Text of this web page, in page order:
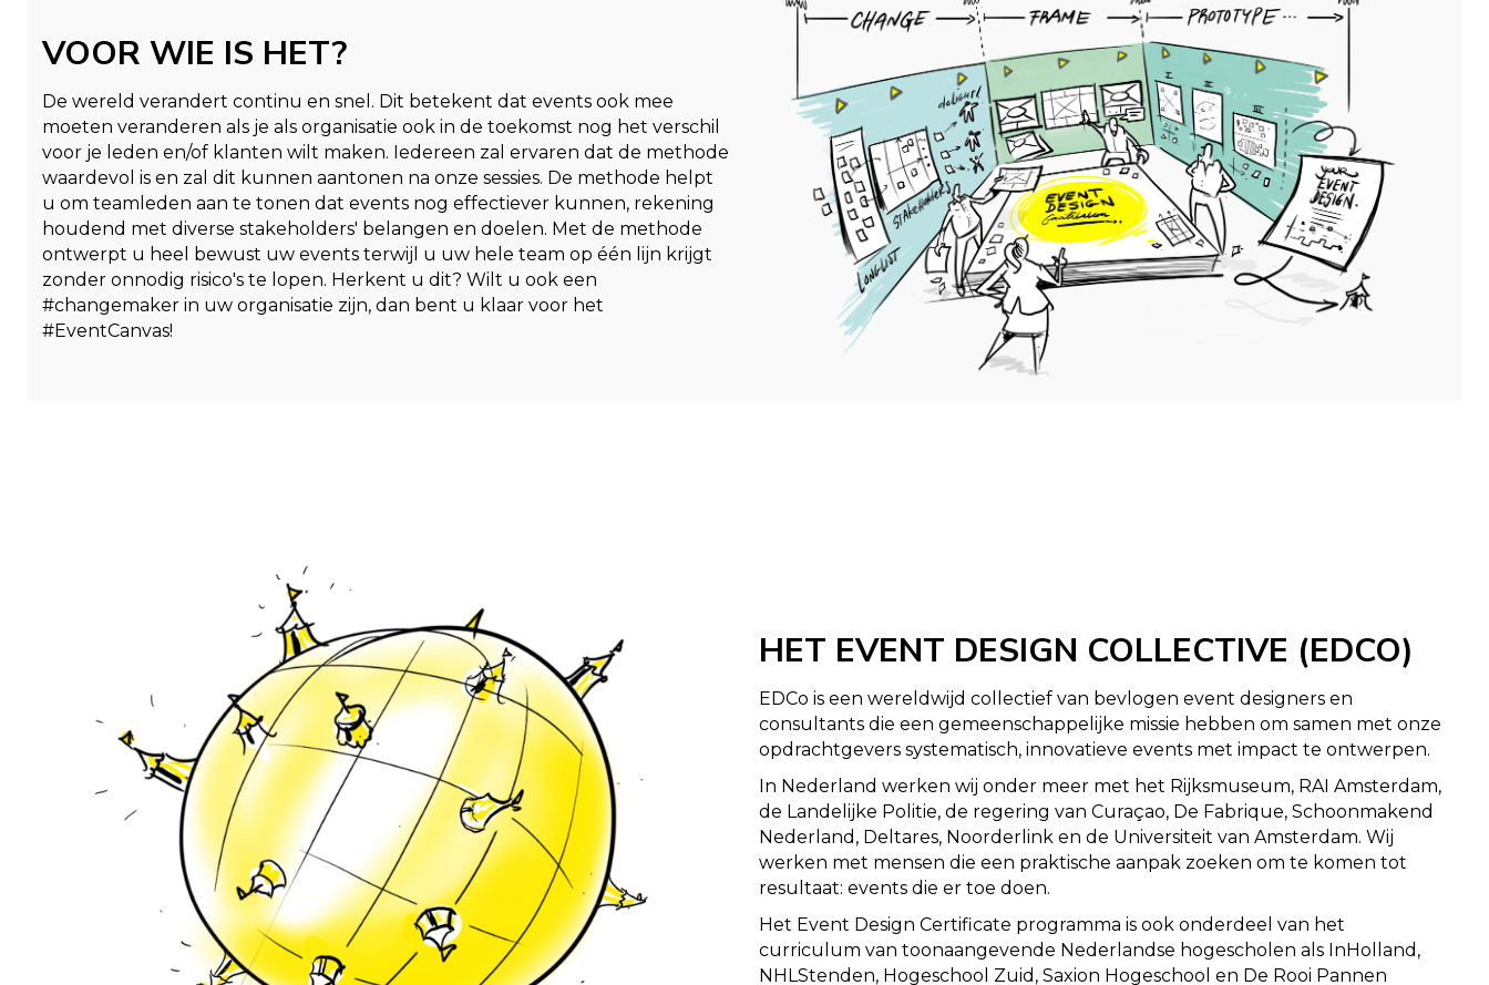
VOOR WIE IS HET?
De wereld verandert continu en snel. Dit betekent dat events ook mee
moeten veranderen als je als organisatie ook in de toekomst nog het verschil
voor je leden en/of klanten wilt maken. Iedereen zal ervaren dat de methode
waardevol is en zal dit kunnen aantonen na onze sessies. De methode helpt
u om teamleden aan te tonen dat events nog effectiever kunnen, rekening
houdend met diverse stakeholders' belangen en doelen. Met de methode
ontwerpt u heel bewust uw events terwijl u uw hele team op één lijn krijgt
zonder onnodig risico's te lopen. Herkent u dit? Wilt u ook een
#changemaker in uw organisatie zijn, dan bent u klaar voor het
#EventCanvas!
HET EVENT DESIGN COLLECTIVE (EDCO)
EDCo is een wereldwijd collectief van bevlogen event designers en
consultants die een gemeenschappelijke missie hebben om samen met onze
opdrachtgevers systematisch, innovatieve events met impact te ontwerpen.
In Nederland werken wij onder meer met het Rijksmuseum, RAI Amsterdam,
de Landelijke Politie, de regering van Curaçao, De Fabrique, Schoonmakend
Nederland, Deltares, Noorderlink en de Universiteit van Amsterdam. Wij
werken met mensen die een praktische aanpak zoeken om te komen tot
resultaat: events die er toe doen.
Het Event Design Certificate programma is ook onderdeel van het
curriculum van toonaangevende Nederlandse hogescholen als InHolland,
NHLStenden, Hogeschool Zuid, Saxion Hogeschool en De Rooi Pannen